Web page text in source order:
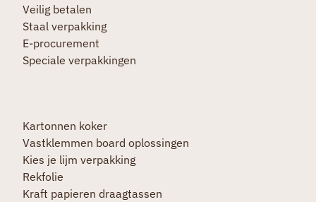
Veilig betalen
Staal verpakking
E-procurement
Speciale verpakkingen
Kartonnen koker
Vastklemmen board oplossingen
Kies je lijm verpakking
Rekfolie
Kraft papieren draagtassen